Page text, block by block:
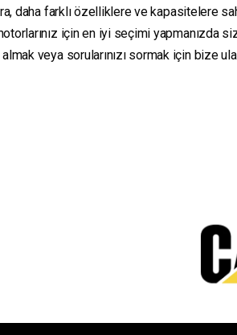
daha farklı özelliklere ve kapasitelere
için en iyi seçimi yapmanızda
veya sorularınızı sormak için bize